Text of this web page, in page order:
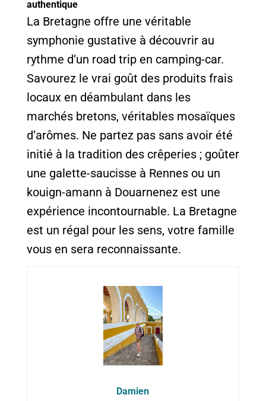
authentique
La Bretagne offre une véritable
symphonie gustative à découvrir au
rythme d’un road trip en camping-car.
Savourez le vrai goût des produits frais
locaux en déambulant dans les
marchés bretons, véritables mosaïques
d’arômes. Ne partez pas sans avoir été
initié à la tradition des crêperies ; goûter
une galette-saucisse à Rennes ou un
kouign-amann à Douarnenez est une
expérience incontournable. La Bretagne
est un régal pour les sens, votre famille
vous en sera reconnaissante.
Damien